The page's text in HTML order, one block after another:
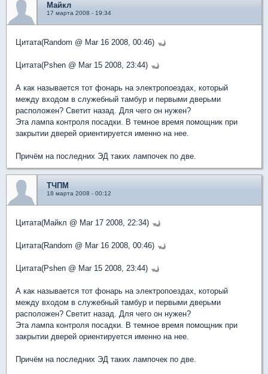
Майкл
17 марта 2008 - 19:34
Цитата(Random @ Mar 16 2008, 00:46)
Цитата(Pshen @ Mar 15 2008, 23:44)
А как называется тот фонарь на электропоездах, который
между входом в служебный тамбур и первыми дверьми
расположен? Светит назад. Для чего он нужен?
Эта лампа контроля посадки. В темное время помощник при
закрытии дверей ориентируется именно на нее.
Причём на последних ЭД таких лампочек по две.
ТЧПМ
18 марта 2008 - 00:12
Цитата(Майкл @ Mar 17 2008, 22:34)
Цитата(Random @ Mar 16 2008, 00:46)
Цитата(Pshen @ Mar 15 2008, 23:44)
А как называется тот фонарь на электропоездах, который
между входом в служебный тамбур и первыми дверьми
расположен? Светит назад. Для чего он нужен?
Эта лампа контроля посадки. В темное время помощник при
закрытии дверей ориентируется именно на нее.
Причём на последних ЭД таких лампочек по две.